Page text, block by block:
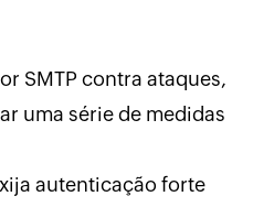
SMTP contra ataques,
uma série de medidas
autenticação forte